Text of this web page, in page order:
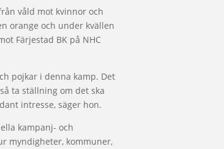
våld mot kvinnor och
orange och under kvällen
Färjestad BK på NHC
pojkar i denna kamp. Det
ta ställning om det ska
intresse, säger hon.
kampanj- och
myndigheter, kommuner,